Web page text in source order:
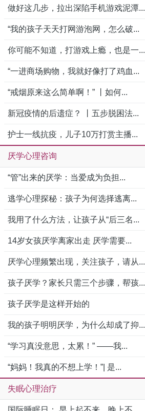
做好这几步，拉出深陷手机游戏泥潭...
“我的孩子天天打网游泡网，怎么破...
你可能不知道，打游戏上瘾，也是一...
“一进商场购物，我就好像打了鸡血...
“戒烟原来这么简单啊！” 丨如何...
新冠疫情的后遗症？ 丨五步脱困法...
护士一线抗疫，儿子10万打赏主播...
厌学心理咨询
“管”出来的厌学：当爱成为负担...
逃学心理探秘：孩子为何选择逃离...
我用了什么方法，让孩子从“后三名...
14岁女孩厌学离家出走 厌学需要...
厌学心理频繁出现，关注孩子，请从...
孩子厌学？家长只需三个步骤，帮孩...
孩子厌学是这样开始的
我的孩子明明厌学，为什么却成了抑...
“学习真没意思，太累！” ——我...
“妈妈！我真的不想上学！”| 是...
失眠心理治疗